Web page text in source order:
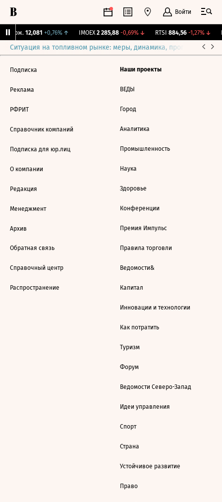
Войти
Бирж. 12,081 +0,76%↑ IMOEX 2 285,88 -0,69%↓ RTSI 884,56 -1,27%↓
Ситуация на топливном рынке: меры, динамика, прогнозы
Подписка
Реклама
РФРИТ
Справочник компаний
Подписка для юр.лиц
О компании
Редакция
Менеджмент
Архив
Обратная связь
Справочный центр
Распространение
Наши проекты
ВЕДЫ
Город
Аналитика
Промышленность
Наука
Здоровье
Конференции
Премия Импульс
Правила торговли
Ведомости&
Капитал
Инновации и технологии
Как потратить
Туризм
Форум
Ведомости Северо-Запад
Идеи управления
Спорт
Страна
Устойчивое развитие
Право